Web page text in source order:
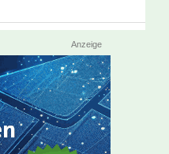
Anzeige